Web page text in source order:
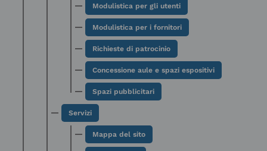
Modulistica per gli utenti
Modulistica per i fornitori
Richieste di patrocinio
Concessione aule e spazi espositivi
Spazi pubblicitari
Servizi
Mappa del sito